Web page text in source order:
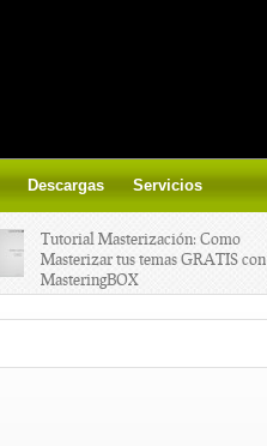
Descargas Servicios
Tutorial Masterización: Como
Masterizar tus temas GRATIS con
MasteringBOX